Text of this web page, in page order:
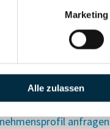
Marketing
Alle zulassen
anfragen
anfragen